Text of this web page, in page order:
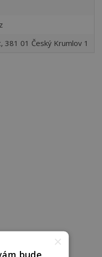
381 01 Český Krumlov 1
×
bude